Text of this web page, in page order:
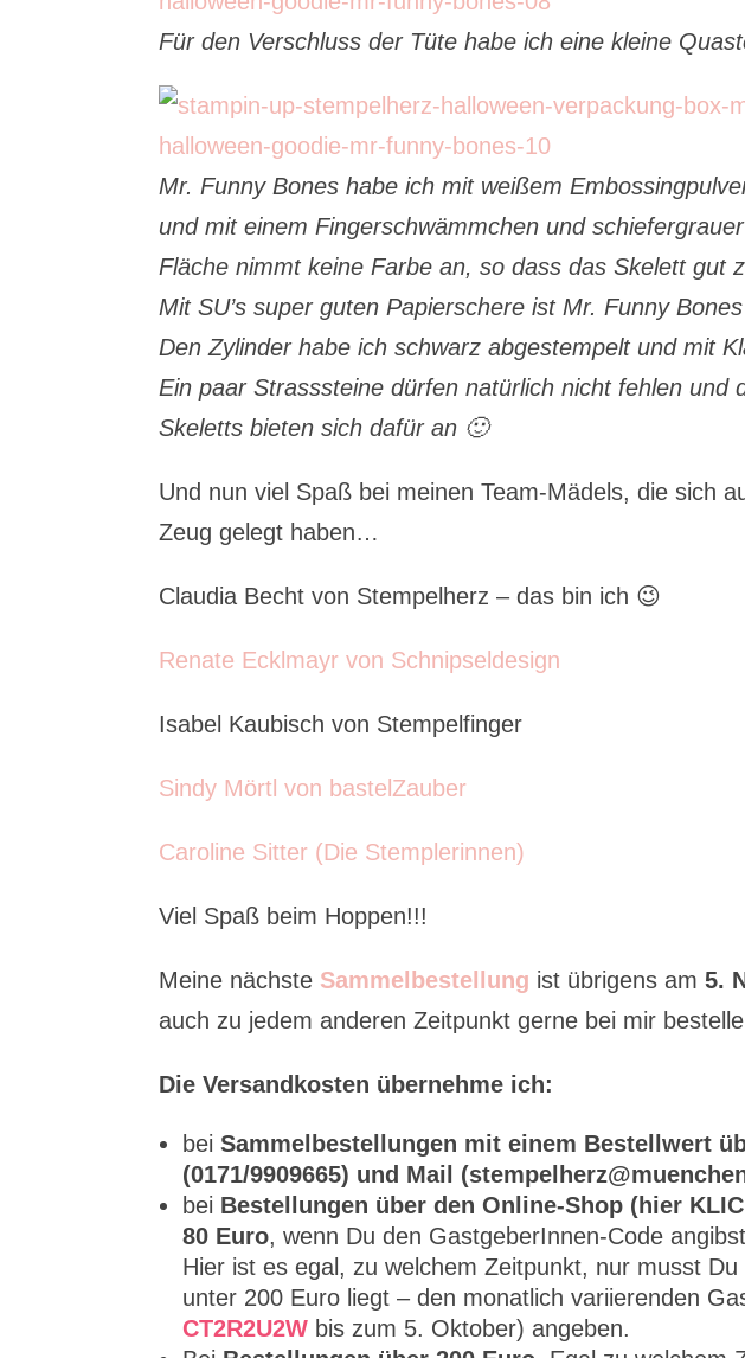
Für den Verschluss der Tüte habe ich eine kleine
Mr. Funny Bones habe ich mit weißem
und mit einem Fingerschwämmchen und
Fläche nimmt keine Farbe an, so dass das Skelett gut
Mit SU’s super guten Papierschere ist Mr. Funny
Den Zylinder habe ich schwarz abgestempelt und mit
Ein paar Strasssteine dürfen natürlich nicht fehlen und
Skeletts bieten sich dafür an 🙂
Und nun viel Spaß bei meinen Team-Mädels, die sich
Zeug gelegt haben…
Claudia Becht von Stempelherz – das bin ich 😉
Renate Ecklmayr von Schnipseldesign
Isabel Kaubisch von Stempelfinger
Sindy Mörtl von bastelZauber
Caroline Sitter (Die Stemplerinnen)
Viel Spaß beim Hoppen!!!
Meine nächste Sammelbestellung ist übrigens am5.
auch zu jedem anderen Zeitpunkt gerne bei mir
Die Versandkosten übernehme ich:
beiSammelbestellungen mit einem Bestellwert
(0171/9909665) und Mail
bei Bestellungen über den Online-Shop (hier
80 Euro, wenn Du den GastgeberInnen-Code
Hier ist es egal, zu welchem Zeitpunkt, nur musst
unter 200 Euro liegt – den monatlich variierenden
CT2R2U2W bis zum 5. Oktober) angeben.